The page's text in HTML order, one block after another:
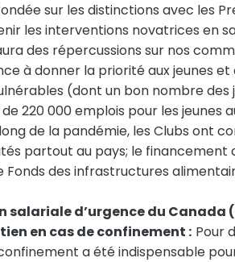
sur les distinctions avec les
les interventions novatrices
des répercussions sur nos
à donner la priorité aux jeunes
(dont un bon nombre
220 000 emplois pour les jeunes
de la pandémie, les Clubs ont
partout au pays; le financement
Fonds des infrastructures
d’urgence du Canada
en cas de confinement : Pour
a été indispensable